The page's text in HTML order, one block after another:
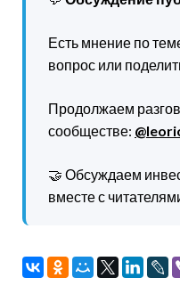
Есть мнение по
вопрос или
Продолжаем
сообществе:
🤝 Обсуждаем
вместе с